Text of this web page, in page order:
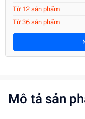
Từ 12 sản phẩm
Từ 36 sản phẩm
Mô tả sản